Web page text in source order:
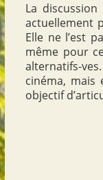
La
actuellement
Elle ne l’est
même pour
alternatifs-
cinéma, mais
objectif